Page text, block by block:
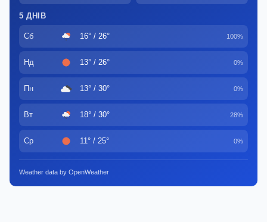
5 ДНІВ
Сб 16° / 26° 100%
Нд 13° / 26° 0%
Пн 13° / 30° 0%
Вт 18° / 30° 28%
Ср 11° / 25° 0%
Weather data by OpenWeather